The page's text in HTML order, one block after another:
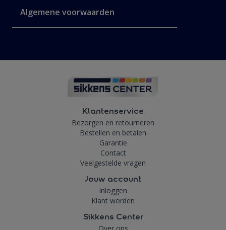
Algemene voorwaarden
Klantenservice
Bezorgen en retourneren
Bestellen en betalen
Garantie
Contact
Veelgestelde vragen
Jouw account
Inloggen
Klant worden
Sikkens Center